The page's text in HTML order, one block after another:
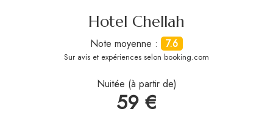
Hotel Chellah
Note moyenne : 7.6
Sur avis et expériences selon booking.com
Nuitée (à partir de)
59 €